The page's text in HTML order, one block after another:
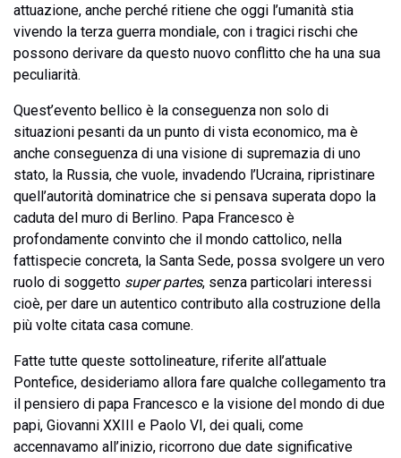
attuazione, anche perché ritiene che oggi l’umanità stia
vivendo la terza guerra mondiale, con i tragici rischi che
possono derivare da questo nuovo conflitto che ha una sua
peculiarità.
Quest’evento bellico è la conseguenza non solo di
situazioni pesanti da un punto di vista economico, ma è
anche conseguenza di una visione di supremazia di uno
stato, la Russia, che vuole, invadendo l’Ucraina, ripristinare
quell’autorità dominatrice che si pensava superata dopo la
caduta del muro di Berlino. Papa Francesco è
profondamente convinto che il mondo cattolico, nella
fattispecie concreta, la Santa Sede, possa svolgere un vero
ruolo di soggetto super partes, senza particolari interessi
cioè, per dare un autentico contributo alla costruzione della
più volte citata casa comune.
Fatte tutte queste sottolineature, riferite all’attuale
Pontefice, desideriamo allora fare qualche collegamento tra
il pensiero di papa Francesco e la visione del mondo di due
papi, Giovanni XXIII e Paolo VI, dei quali, come
accennavamo all’inizio, ricorrono due date significative